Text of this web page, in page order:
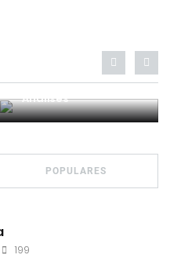
Análises
POPULARES
199